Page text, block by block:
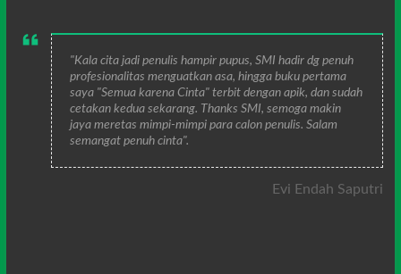
"Kala cita jadi penulis hampir pupus, SMI hadir dg penuh
profesionalitas menguatkan asa, hingga buku pertama
saya "Semua karena Cinta" terbit dengan apik, dan sudah
cetakan kedua sekarang. Thanks SMI, semoga makin
jaya meretas mimpi-mimpi para calon penulis. Salam
semangat penuh cinta".
Evi Endah Saputri